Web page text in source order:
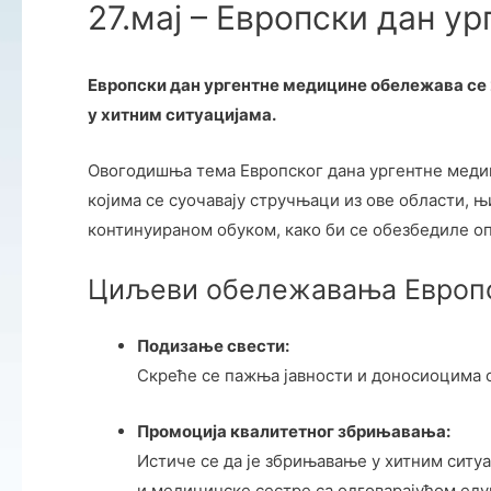
27.мај – Европски дан
Европски дан ургентне медицине обележава
у хитним ситуацијама.
Овогодишња тема Европског дана ургентне
којима се суочавају стручњаци из ове области,
континуираном обуком, како би се обезбедиле
Циљеви обележавања
Подизање свести:
Скреће се пажња јавности и доносиоцима
Промоција квалитетног збрињавања:
Истиче се да је збрињавање у хитним